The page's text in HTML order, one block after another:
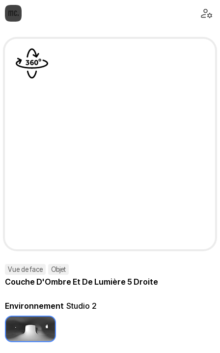
Vue de face Objet
Couche D'Ombre Et De Lumière 5 Droite
Environnement Studio 2